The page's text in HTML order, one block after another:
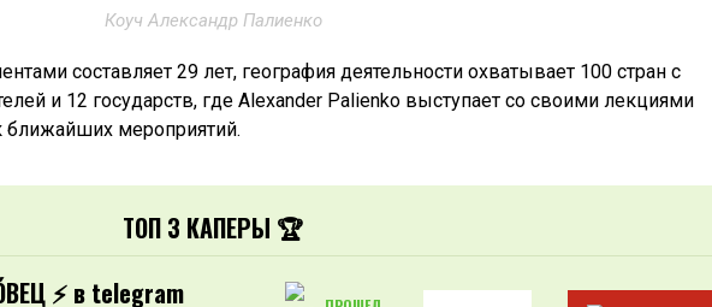
Коуч Александр Палиенко
составляет 29 лет, география деятельности охватывает 100 стран с
и 12 государств, где Alexander Palienko выступает со своими лекциями
ближайших мероприятий.
ТОП 3 КАПЕРЫ 🏆
⚡️ в telegram